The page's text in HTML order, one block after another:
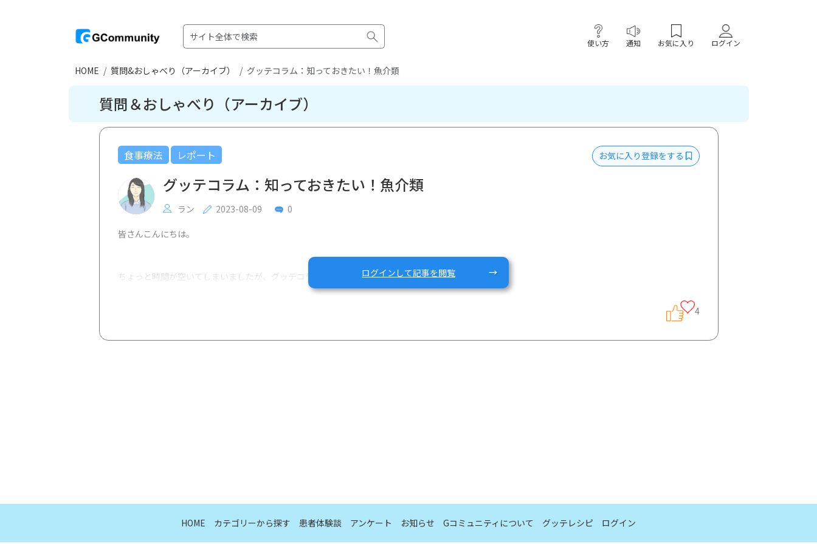
使い方 通知 お気に入り ログイン
HOME 質問&おしゃべり（アーカイブ） グッテコラム：知っておきたい！魚介類
質問＆おしゃべり（アーカイブ）
食事療法 レポート お気に入り登録をする
グッテコラム：知っておきたい！魚介類
ラン 2023-08-09 0
皆さんこんにちは。
ちょっと時間が空いてしまいましたが、グッテコラムのご紹介をします＼(^o^)／
ログインして記事を閲覧
4
HOME カテゴリーから探す 患者体験談 アンケート お知らせ Gコミュニティについて グッテレシピ ログイン